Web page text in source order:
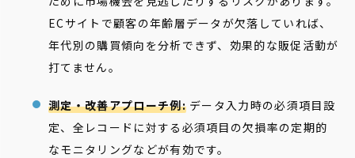
ECサイトで顧客の年齢層データが欠落していれば、
年代別の購買傾向を分析できず、効果的な販促活動が
打てません。
測定・改善アプローチ例:データ入力時の必須項目設
定、全レコードに対する必須項目の欠損率の定期的
なモニタリングなどが有効です。